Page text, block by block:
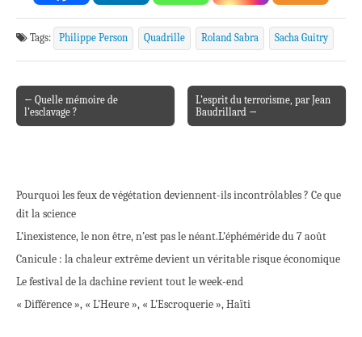
Tags: Philippe Person Quadrille Roland Sabra Sacha Guitry
Post navigation
← Quelle mémoire de
l’esclavage ?
L’esprit du terrorisme, par Jean
Baudrillard →
Pourquoi les feux de végétation deviennent-ils incontrôlables ? Ce que
dit la science
L’inexistence, le non être, n’est pas le néant.L’éphéméride du 7 août
Canicule : la chaleur extrême devient un véritable risque économique
Le festival de la dachine revient tout le week-end
« Différence », « L’Heure », « L’Escroquerie », Haïti